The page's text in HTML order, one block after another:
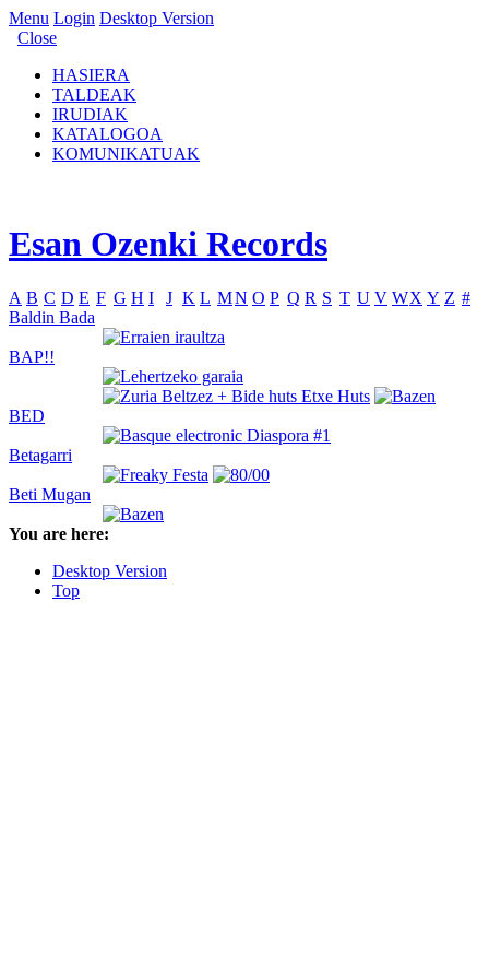
Menu Login Desktop Version
Close
HASIERA
TALDEAK
IRUDIAK
KATALOGOA
KOMUNIKATUAK
Esan Ozenki Records
A B C D E F G H I J K L MN O P Q R S T U V WX Y Z #
Baldin Bada
BAP!!
BED
Betagarri
Beti Mugan
You are here:
Desktop Version
Top